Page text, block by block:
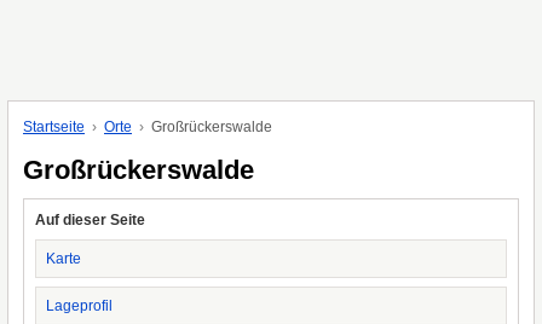
Startseite Orte Großrückerswalde
Großrückerswalde
Auf dieser Seite
Karte
Lageprofil